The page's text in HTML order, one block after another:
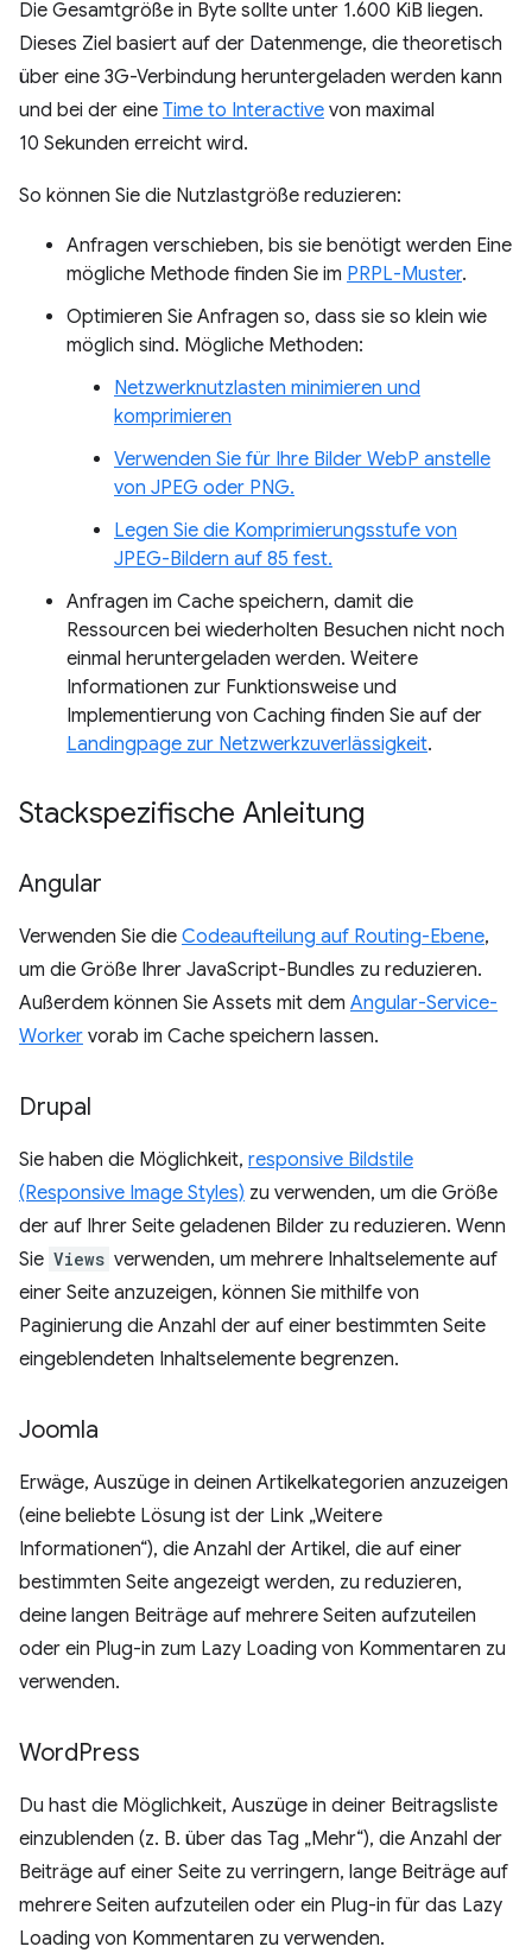
Die Gesamtgröße in Byte sollte unter 1.600 KiB liegen.
Dieses Ziel basiert auf der Datenmenge, die theoretisch
über eine 3G-Verbindung heruntergeladen werden kann
und bei der eine Time to Interactive von maximal
10 Sekunden erreicht wird.
So können Sie die Nutzlastgröße reduzieren:
Anfragen verschieben, bis sie benötigt werden Eine
mögliche Methode finden Sie im PRPL-Muster.
Optimieren Sie Anfragen so, dass sie so klein wie
möglich sind. Mögliche Methoden:
Netzwerknutzlasten minimieren und
komprimieren
Verwenden Sie für Ihre Bilder WebP anstelle
von JPEG oder PNG.
Legen Sie die Komprimierungsstufe von
JPEG-Bildern auf 85 fest.
Anfragen im Cache speichern, damit die
Ressourcen bei wiederholten Besuchen nicht noch
einmal heruntergeladen werden. Weitere
Informationen zur Funktionsweise und
Implementierung von Caching finden Sie auf der
Landingpage zur Netzwerkzuverlässigkeit.
Stackspezifische Anleitung
Angular
Verwenden Sie die Codeaufteilung auf Routing-Ebene,
um die Größe Ihrer JavaScript-Bundles zu reduzieren.
Außerdem können Sie Assets mit dem Angular-Service-
Worker vorab im Cache speichern lassen.
Drupal
Sie haben die Möglichkeit, responsive Bildstile
(Responsive Image Styles) zu verwenden, um die Größe
der auf Ihrer Seite geladenen Bilder zu reduzieren. Wenn
Sie Views verwenden, um mehrere Inhaltselemente auf
einer Seite anzuzeigen, können Sie mithilfe von
Paginierung die Anzahl der auf einer bestimmten Seite
eingeblendeten Inhaltselemente begrenzen.
Joomla
Erwäge, Auszüge in deinen Artikelkategorien anzuzeigen
(eine beliebte Lösung ist der Link „Weitere
Informationen“), die Anzahl der Artikel, die auf einer
bestimmten Seite angezeigt werden, zu reduzieren,
deine langen Beiträge auf mehrere Seiten aufzuteilen
oder ein Plug-in zum Lazy Loading von Kommentaren zu
verwenden.
WordPress
Du hast die Möglichkeit, Auszüge in deiner Beitragsliste
einzublenden (z. B. über das Tag „Mehr“), die Anzahl der
Beiträge auf einer Seite zu verringern, lange Beiträge auf
mehrere Seiten aufzuteilen oder ein Plug-in für das Lazy
Loading von Kommentaren zu verwenden.